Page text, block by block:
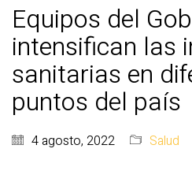
Equipos del
intensifican las
sanitarias en
puntos del país
4 agosto, 2022 Salud